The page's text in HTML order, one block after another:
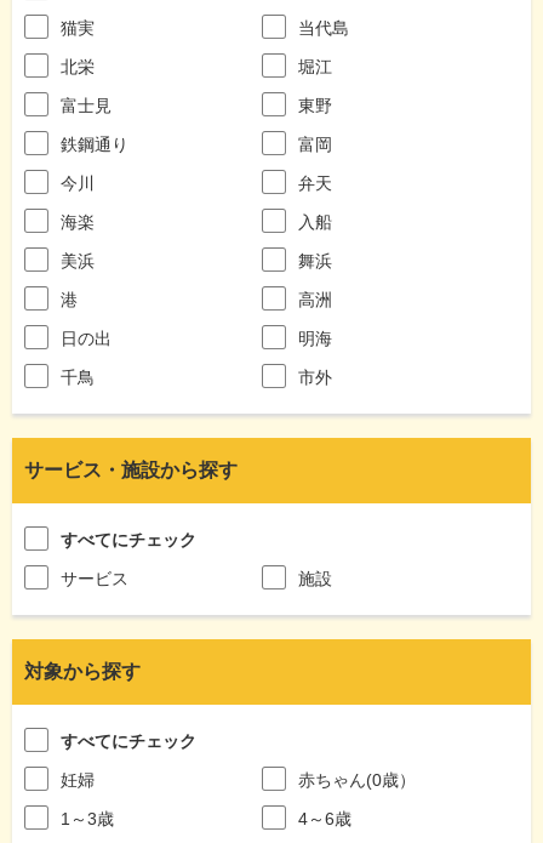
猫実
当代島
北栄
堀江
富士見
東野
鉄鋼通り
富岡
今川
弁天
海楽
入船
美浜
舞浜
港
高洲
日の出
明海
千鳥
市外
サービス・施設から探す
すべてにチェック
サービス
施設
対象から探す
すべてにチェック
妊婦
赤ちゃん(0歳）
1～3歳
4～6歳